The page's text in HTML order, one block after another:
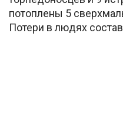
потоплены 5
Потери в людях